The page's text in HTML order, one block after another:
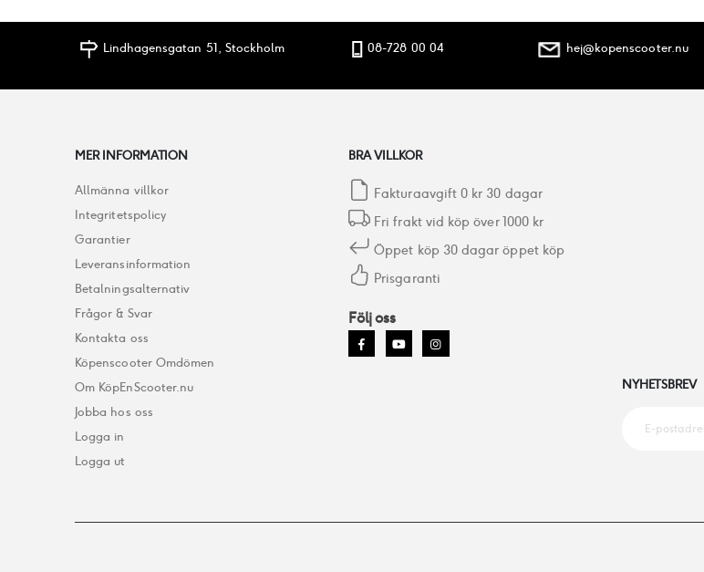
Lindhagensgatan 51, Stockholm 08-728 00 04 hej@kopenscooter.nu
MER INFORMATION
Allmänna villkor
Integritetspolicy
Garantier
Leveransinformation
Betalningsalternativ
Frågor & Svar
Kontakta oss
Köpenscooter Omdömen
Om KöpEnScooter.nu
Jobba hos oss
Logga in
Logga ut
BRA VILLKOR
Fakturaavgift 0 kr 30 dagar
Fri frakt vid köp över 1000 kr
Öppet köp 30 dagar öppet köp
Prisgaranti
Följ oss
NYHETSBREV